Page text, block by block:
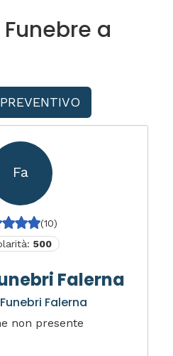
a
Fa
(10)
500
Falerna
Falerna
non presente